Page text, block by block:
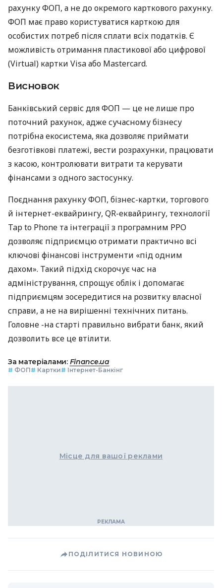
рахунку ФОП, а не до окремого карткового рахунку.
ФОП має право користуватися карткою для
особистих потреб після сплати всіх податків. Є
можливість отримання пластикової або цифрової
(Virtual) картки Visa або Mastercard.
Висновок
Банківський сервіс для ФОП — це не лише про
поточний рахунок, адже сучасному бізнесу
потрібна екосистема, яка дозволяє приймати
безготівкові платежі, вести розрахунки, працювати
з касою, контролювати витрати та керувати
фінансами з одного застосунку.
Поєднання рахунку ФОП, бізнес-картки, торгового
й інтернет-еквайрингу, QR-еквайрингу, технології
Tap to Phone та інтеграції з програмним РРО
дозволяє підприємцю отримати практично всі
ключові фінансові інструменти «під одним
дахом». Такий підхід скорочує час на
адміністрування, спрощує облік і допомагає
підприємцям зосередитися на розвитку власної
справи, а не на вирішенні технічних питань.
Головне -на старті правильно вибрати банк, який
дозволить все це втілити.
За матеріалами: Finance.ua
# ФОП# Картки# Інтернет-Банкінг
Місце для вашої реклами
ПОДІЛИТИСЯ НОВИНОЮ